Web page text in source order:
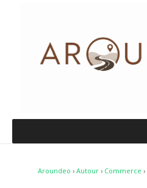
Aroundeo › Autour› Commerce ›